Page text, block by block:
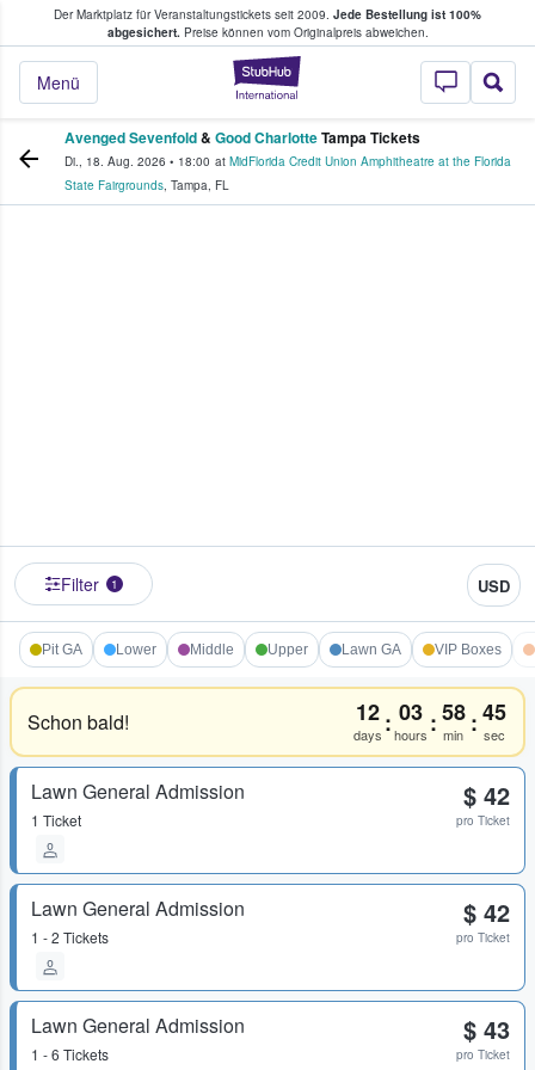
Der Marktplatz für Veranstaltungstickets seit 2009. Jede Bestellung ist 100%
abgesichert.Preise können vom Originalpreis abweichen.
StubHub - Wo
Menü
Tickets kaufen & verkaufen
Avenged Sevenfold& Good CharlotteTampa Tickets
Di., 18. Aug. 2026 • 18:00 at MidFlorida Credit Union Amphitheatre at the Florida
State Fairgrounds, Tampa, FL
Filter 1 USD
Pit GA Lower Middle Upper Lawn GA VIP Boxes
Schon bald! 12
days : 03
hours :58
min :45
sec
Lawn General Admission
1 Ticket
$ 42
pro Ticket
Lawn General Admission
1 - 2 Tickets
$ 42
pro Ticket
Lawn General Admission
1 - 6 Tickets
$ 43
pro Ticket